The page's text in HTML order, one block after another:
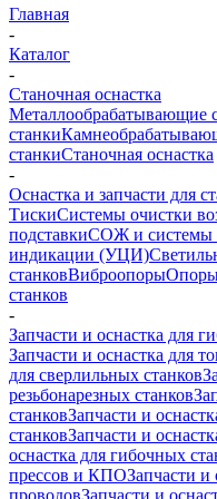
Главная
-
Каталог
-
Станочная оснастка
Металлообрабатывающие
станки
станкиСтаночная оснастка
-
Оснастка и запчасти для
ТискиСистемы очистки
подставкиСОЖ и системы
индикации (УЦИ)
станковВиброопорыОпоры
станков
-
Запчасти и оснастка для
Запчасти и оснастка для
для сверлильных станков
резьбонарезных станков
станковЗапчасти и
станковЗапчасти и
оснастка для гибочных
прессов и КПОЗапчасти и
проводовЗапчасти и